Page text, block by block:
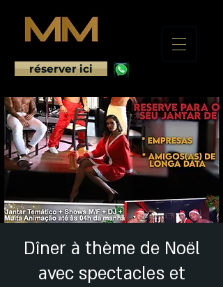
réserver ici
Dîner à thème de Noël
avec spectacles et